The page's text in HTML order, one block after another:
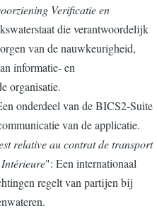
Verificatie en
die verantwoordelijk
van de nauwkeurigheid,
informatie- en
organisatie.
onderdeel van de BICS2-Suite
van de applicatie.
relative au contrat de transport
": Een internationaal
regelt van partijen bij